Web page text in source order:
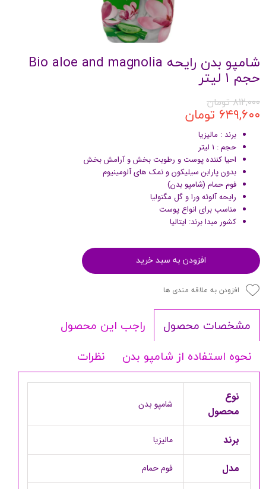
شامپو بدن رایحه Bio aloe and magnolia
حجم 1 لیتر
۸۱۲,۰۰۰ تومان
۶۴۹,۶۰۰ تومان
برند : مالیزیا
حجم : 1 لیتر
احیا کننده پوست و رطوبت بخش و آرامش بخش
بدون پارابن سیلیکون و نمک های آلومینیوم
فوم حمام (شامپو بدن)
رایحه آلوئه ورا و گل مگنولیا
مناسب برای انواع پوست
کشور مبدا برند: ایتالیا
افزودن به سبد خرید
افزودن به علاقه مندی ها
مشخصات محصول
راجب این محصول
نحوه استفاده از شامپو بدن
نظرات
نوع
محصول
شامپو بدن
برند مالیزیا
مدل فوم حمام